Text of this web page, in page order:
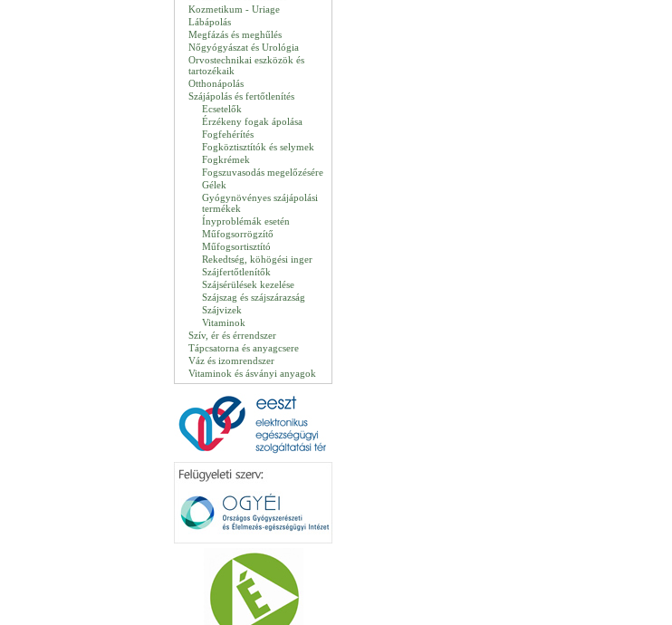
Kozmetikum - Uriage
Lábápolás
Megfázás és meghűlés
Nőgyógyászat és Urológia
Orvostechnikai eszközök és
tartozékaik
Otthonápolás
Szájápolás és fertőtlenítés
Ecsetelők
Érzékeny fogak ápolása
Fogfehérítés
Fogköztisztítók és selymek
Fogkrémek
Fogszuvasodás megelőzésére
Gélek
Gyógynövényes szájápolási
termékek
Ínyproblémák esetén
Műfogsorrögzítő
Műfogsortisztító
Rekedtség, köhögési inger
Szájfertőtlenítők
Szájsérülések kezelése
Szájszag és szájszárazság
Szájvizek
Vitaminok
Szív, ér és érrendszer
Tápcsatorna és anyagcsere
Váz és izomrendszer
Vitaminok és ásványi anyagok